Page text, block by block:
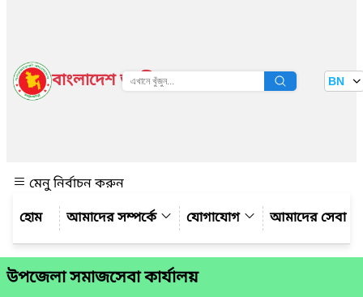
বাংলাদেশ জাতীয় তথ্য বাতায়ন BN
মেনু নির্বাচন করুন
আমাদের সম্পর্কে
যোগাযোগ আমাদের সেবা
উপজেলা সমাজসেবা কার্যালয়